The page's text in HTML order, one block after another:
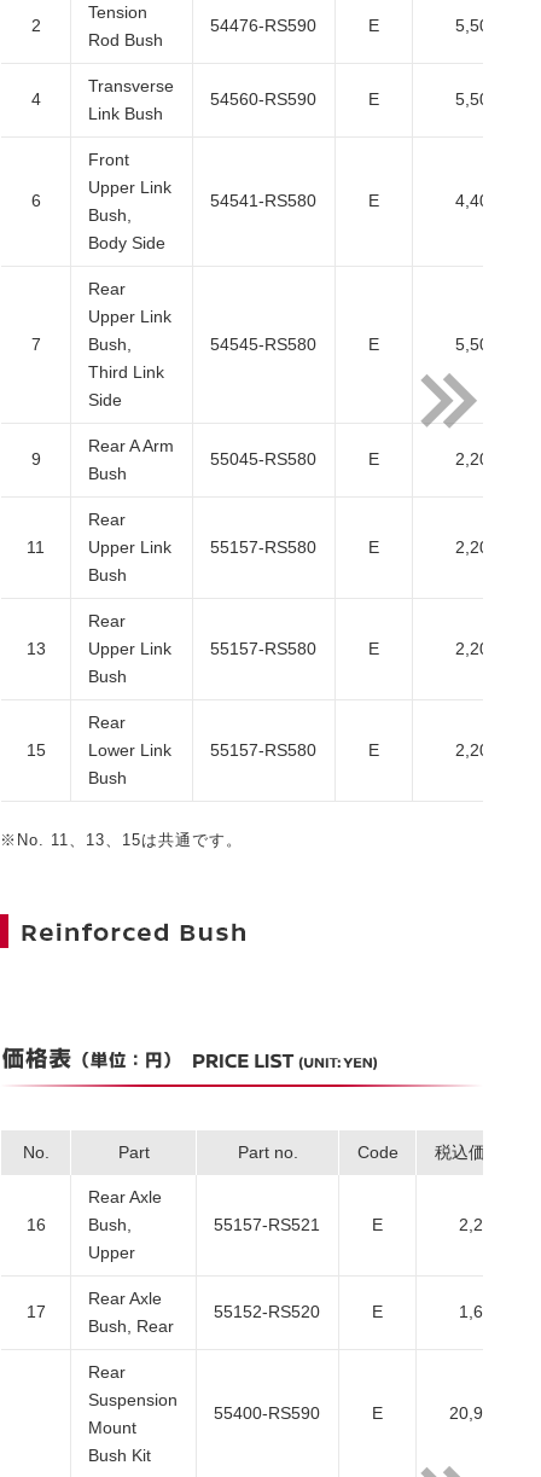
2
Tension
Rod Bush
54476-RS590 E 5,500
4
Transverse
Link Bush
54560-RS590 E 5,500
6
Front
Upper Link
Bush,
Body Side
54541-RS580 E 4,400
7
Rear
Upper Link
Bush,
Third Link
Side
54545-RS580 E 5,500
9
Rear A Arm
Bush
55045-RS580 E 2,200
11
Rear
Upper Link
Bush
55157-RS580 E 2,200
13
Rear
Upper Link
Bush
55157-RS580 E 2,200
15
Rear
Lower Link
Bush
55157-RS580 E 2,200
※No. 11、13、15は共通です。
No. Part Part no. Code 税込価格
16
Rear Axle
Bush,
Upper
55157-RS521 E 2,200
17
Rear Axle
Bush, Rear
55152-RS520 E 1,650
Rear
Suspension
Mount
Bush Kit
55400-RS590 E 20,900